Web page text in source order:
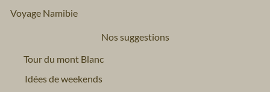
Voyage Namibie
Nos suggestions
Tour du mont Blanc
Idées de weekends